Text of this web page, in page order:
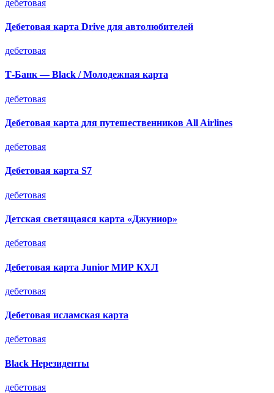
дебетовая
Дебетовая карта Drive для автолюбителей
дебетовая
Т-Банк — Black / Молодежная карта
дебетовая
Дебетовая карта для путешественников All Airlines
дебетовая
Дебетовая карта S7
дебетовая
Детская светящаяся карта «Джуниор»
дебетовая
Дебетовая карта Junior МИР КХЛ
дебетовая
Дебетовая исламская карта
дебетовая
Black Нерезиденты
дебетовая